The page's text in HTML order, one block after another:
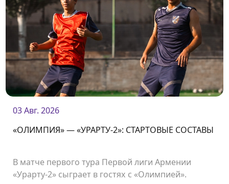
03 Авг. 2026
«ОЛИМПИЯ» — «УРАРТУ-2»: СТАРТОВЫЕ СОСТАВЫ
В матче первого тура Первой лиги Армении
«Урарту-2» сыграет в гостях с «Олимпией».